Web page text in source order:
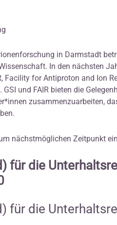
in Darmstadt
In den nächsten
Facility for Antiproton and Ion
und FAIR bieten die
zusammenzuarbeiten,
nächstmöglichen Zeitpunkt
für die
für die